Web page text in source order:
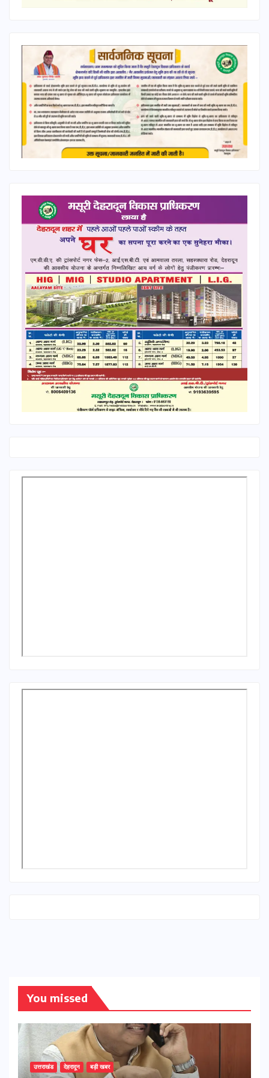
You missed
उत्तराखंड देहरादून बड़ी खबर